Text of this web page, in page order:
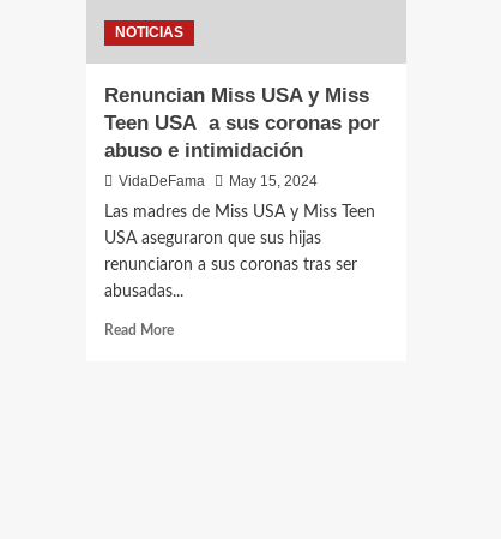
NOTICIAS
Renuncian Miss USA y Miss
Teen USA a sus coronas por
abuso e intimidación
VidaDeFama
May 15, 2024
Las madres de Miss USA y Miss Teen
USA aseguraron que sus hijas
renunciaron a sus coronas tras ser
abusadas...
Read More